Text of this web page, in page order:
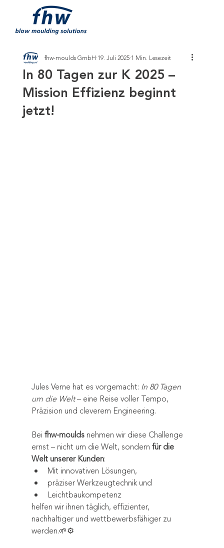
In 80 Tagen zur K 2025 –
Mission Effizienz beginnt
jetzt!
fhw-moulds GmbH 19. Juli 2025 1 Min. Lesezeit
Jules Verne hat es vorgemacht: In 80 Tagen
um die Welt – eine Reise voller Tempo,
Präzision und cleverem Engineering.
Bei fhw-moulds nehmen wir diese Challenge
ernst – nicht um die Welt, sondern für die
Welt unserer Kunden:
Mit innovativen Lösungen,
präziser Werkzeugtechnik und
Leichtbaukompetenz
helfen wir ihnen täglich, effizienter,
nachhaltiger und wettbewerbsfähiger zu
werden.🌱⚙️